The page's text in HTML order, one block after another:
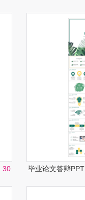
30 毕业论文答辩PPT